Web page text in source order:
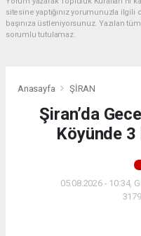
sitesine yaptığınız yorumunuzla
başınıza üstleniyorsunuz. Yazılan
sorumlu tutulamaz.
Anasayfa ŞİRAN
Şiran’da
Köyünde 3
05.08.2026 - 10:34,